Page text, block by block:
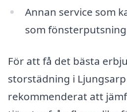
Annan service som
som
För att få det bästa
storstädning i
rekommenderat att